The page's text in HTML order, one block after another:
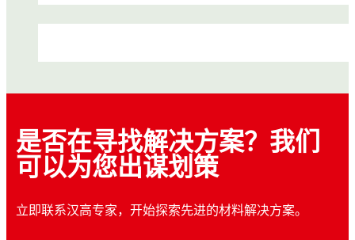
钝化表面处理和铝卷材阳极氧化，它们能够增
强汽车、食品饮料、建筑等行业产品的腐蚀防
是否在寻找解决方案？我们
可以为您出谋划策
立即联系汉高专家，开始探索先进的材料解决方案。